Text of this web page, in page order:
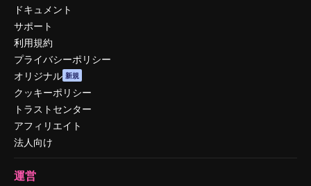
ドキュメント
サポート
利用規約
プライバシーポリシー
オリジナル 新規
クッキーポリシー
トラストセンター
アフィリエイト
法人向け
運営